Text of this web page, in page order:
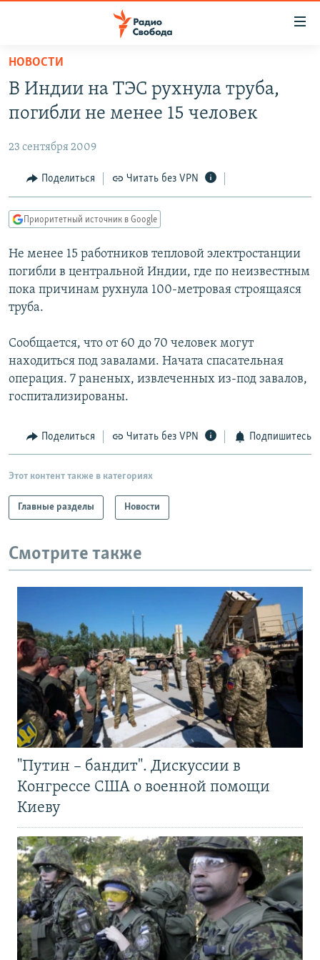
упрощенного
доступа
Вернуться
основному
Вернутся
главной
навигации
Вернутся
поиску
ПОДКАСТЫ
ЦИТАТЫ СВОБОДЫ
МНЕНИЯ
IDEL.РЕАЛИИ
КАВКАЗ.РЕАЛИИ
СЕВЕР.РЕАЛИИ
СИБИРЬ.РЕАЛИИ
РАСПИСАНИЕ ВЕЩАНИЯ
ПОДПИШИТЕСЬ НА РАССЫЛКУ
СОЦИАЛЬНЫЕ СЕТИ
Все сайты РСЕ/РС
НОВОСТИ
В Индии на ТЭС рухнула труба,
погибли не менее 15 человек
23 сентября 2009
Поделиться Читать без VPN
Приоритетный источник в Google
Не менее 15 работников тепловой электростанции
погибли в центральной Индии, где по неизвестным
пока причинам рухнула 100-метровая строящаяся
труба.
Сообщается, что от 60 до 70 человек могут
находиться под завалами. Начата спасательная
операция. 7 раненых, извлеченных из-под завалов,
госпитализированы.
Поделиться Читать без VPN Подпишитесь
Этот контент также в категориях
Главные разделы Новости
Смотрите также
"Путин – бандит". Дискуссии в
Конгрессе США о военной помощи
Киеву